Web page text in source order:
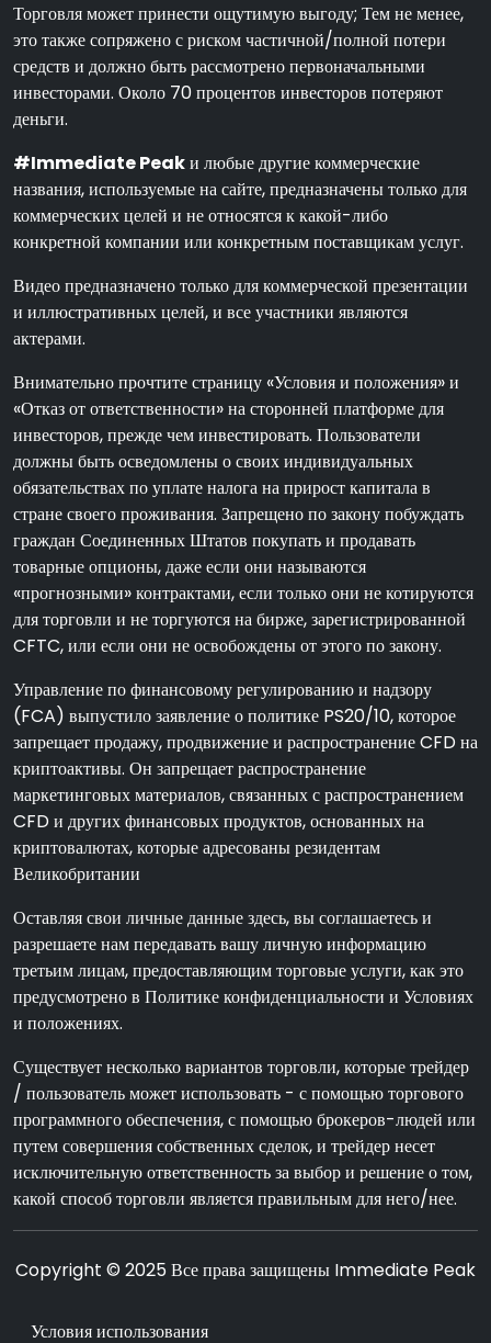
Торговля может принести ощутимую выгоду; Тем не менее,
это также сопряжено с риском частичной/полной потери
средств и должно быть рассмотрено первоначальными
инвесторами. Около 70 процентов инвесторов потеряют
деньги.
#Immediate Peakи любые другие коммерческие
названия, используемые на сайте, предназначены только для
коммерческих целей и не относятся к какой-либо
конкретной компании или конкретным поставщикам услуг.
Видео предназначено только для коммерческой презентации
и иллюстративных целей, и все участники являются
актерами.
Внимательно прочтите страницу «Условия и положения» и
«Отказ от ответственности» на сторонней платформе для
инвесторов, прежде чем инвестировать. Пользователи
должны быть осведомлены о своих индивидуальных
обязательствах по уплате налога на прирост капитала в
стране своего проживания. Запрещено по закону побуждать
граждан Соединенных Штатов покупать и продавать
товарные опционы, даже если они называются
«прогнозными» контрактами, если только они не котируются
для торговли и не торгуются на бирже, зарегистрированной
CFTC, или если они не освобождены от этого по закону.
Управление по финансовому регулированию и надзору
(FCA) выпустило заявление о политике PS20/10, которое
запрещает продажу, продвижение и распространение CFD на
криптоактивы. Он запрещает распространение
маркетинговых материалов, связанных с распространением
CFD и других финансовых продуктов, основанных на
криптовалютах, которые адресованы резидентам
Великобритании
Оставляя свои личные данные здесь, вы соглашаетесь и
разрешаете нам передавать вашу личную информацию
третьим лицам, предоставляющим торговые услуги, как это
предусмотрено в Политике конфиденциальности и Условиях
и положениях.
Существует несколько вариантов торговли, которые трейдер
/ пользователь может использовать - с помощью торгового
программного обеспечения, с помощью брокеров-людей или
путем совершения собственных сделок, и трейдер несет
исключительную ответственность за выбор и решение о том,
какой способ торговли является правильным для него/нее.
Copyright © 2025 Все права защищены Immediate Peak
Условия использования